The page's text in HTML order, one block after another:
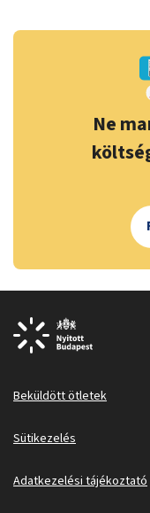
Ne
Beküldött ötletek
Sütikezelés
Adatkezelési tájékoztató